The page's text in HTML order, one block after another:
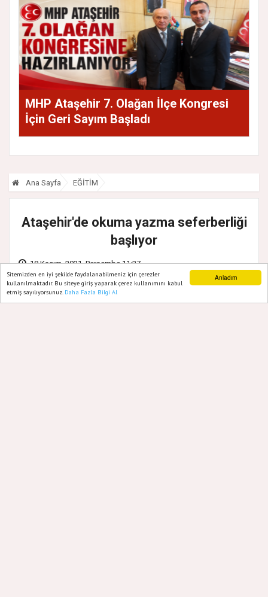
Anladım
Sitemizden en iyi şekilde faydalanabilmeniz için çerezler
kullanılmaktadır. Bu siteye giriş yaparak çerez kullanımını kabul
etmiş sayılıyorsunuz. Daha Fazla Bilgi Al
MHP Ataşehir 7. Olağan İlçe Kongresi
İçin Geri Sayım Başladı
Ana Sayfa EĞİTİM
Ataşehir'de okuma yazma seferberliği
başlıyor
18 Kasım, 2021, Perşembe 11:27
Ana Sayfa Web TV